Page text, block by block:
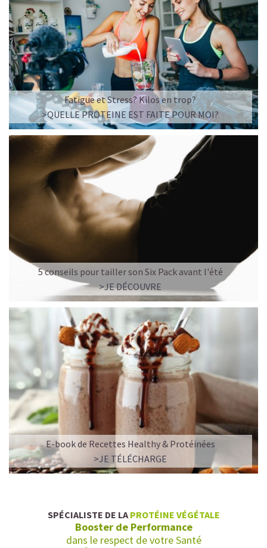
Fatigue et Stress? Kilos en trop?
>QUELLE PROTEINE EST FAITE POUR MOI?
5 conseils pour tailler son Six Pack avant l'été
>JE DÉCOUVRE
E-book de Recettes Healthy & Protéinées
>JE TÉLÉCHARGE
SPÉCIALISTE DE LA PROTÉINE VÉGÉTALE
Booster de Performance
dans le respect de votre Santé